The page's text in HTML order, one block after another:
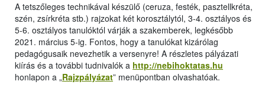
A tetszőleges technikával készülő (ceruza, festék, pasztellkréta,
szén, zsírkréta stb.) rajzokat két korosztálytól, 3-4. osztályos és
5-6. osztályos tanulóktól várják a szakemberek, legkésőbb
2021. március 5-ig. Fontos, hogy a tanulókat kizárólag
pedagógusaik nevezhetik a versenyre! A részletes pályázati
kiírás és a további tudnivalók a http://nebihoktatas.hu
honlapon a „Rajzpályázat” menüpontban olvashatóak.